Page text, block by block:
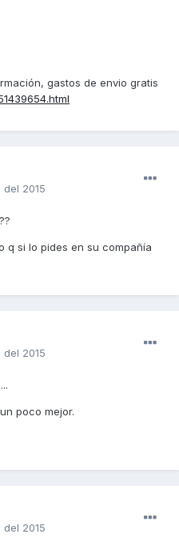
gastos de envio gratis
2015
q si lo pides en su compañía
2015
poco mejor.
2015